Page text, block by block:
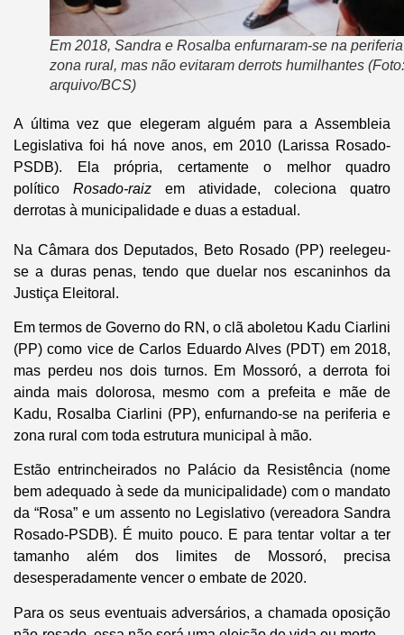
Em 2018, Sandra e Rosalba enfurnaram-se na
zona rural, mas não evitaram derrots humilhantes (Foto:
arquivo/BCS)
A última vez que elegeram alguém para a Assembleia
Legislativa foi há nove anos, em 2010 (Larissa Rosado-
PSDB). Ela própria, certamente o melhor quadro
político Rosado-raiz em atividade, coleciona quatro
derrotas à municipalidade e duas a estadual.
Na Câmara dos Deputados, Beto Rosado (PP) reelegeu-
se a duras penas, tendo que duelar nos escaninhos da
Justiça Eleitoral.
Em termos de Governo do RN, o clã aboletou Kadu Ciarlini
(PP) como vice de Carlos Eduardo Alves (PDT) em 2018,
mas perdeu nos dois turnos. Em Mossoró, a derrota foi
ainda mais dolorosa, mesmo com a prefeita e mãe de
Kadu, Rosalba Ciarlini (PP), enfurnando-se na periferia e
zona rural com toda estrutura municipal à mão.
Estão entrincheirados no Palácio da Resistência (nome
bem adequado à sede da municipalidade) com o mandato
da “Rosa” e um assento no Legislativo (vereadora Sandra
Rosado-PSDB). É muito pouco. E para tentar voltar a ter
tamanho além dos limites de Mossoró, precisa
desesperadamente vencer o embate de 2020.
Para os seus eventuais adversários, a chamada oposição